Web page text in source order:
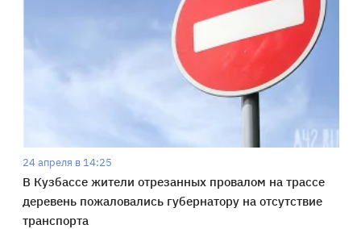
24 апреля в 14:25
В Кузбассе жители отрезанных провалом на трассе
деревень пожаловались губернатору на отсутствие
транспорта